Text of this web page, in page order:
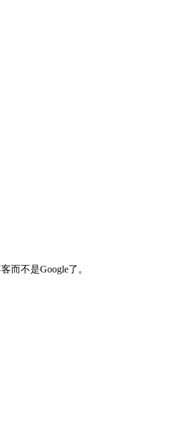
而不是Google了。